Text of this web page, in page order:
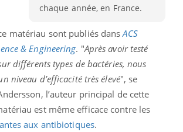
chaque année, en France.
matériau sont publiés dansACS
& Engineering. "Après avoir testé
différents types de bactéries, nous
niveau d’efficacité très élevé", se
l’auteur principal de cette
est même efficace contre les
aux antibiotiques.